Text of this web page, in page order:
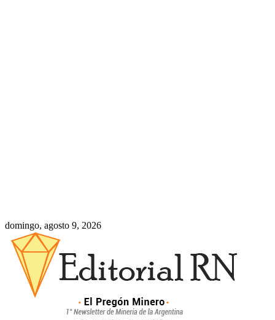
domingo, agosto 9, 2026